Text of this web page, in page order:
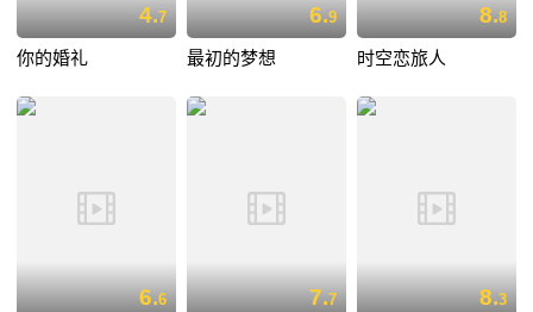
4.7
你的婚礼
6.9
最初的梦想
8.8
时空恋旅人
6.6 7.7 8.3